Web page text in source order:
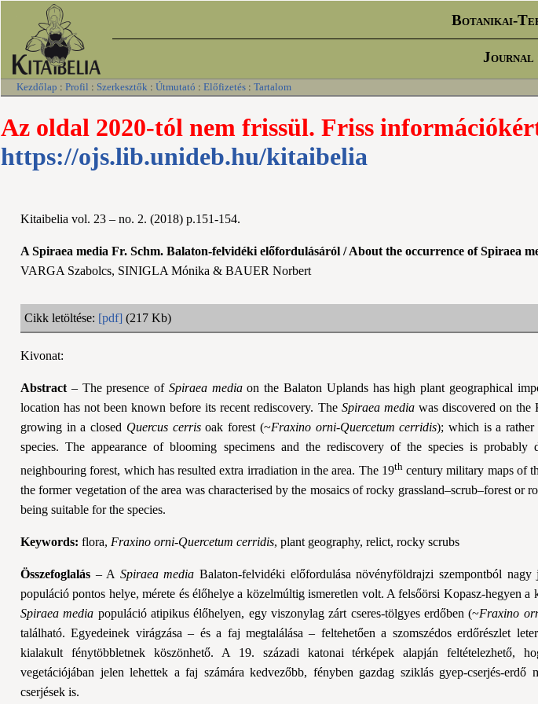
Botanikai-
Journal
Kezdőlap : Profil : Szerkesztők : Útmutató : Előfizetés : Tartalom
Az oldal 2020-tól nem frissül. Friss
https://ojs.lib.unideb.hu/kitaibelia
Kitaibelia vol. 23 – no. 2. (2018) p.151-154.
A Spiraea media Fr. Schm. Balaton-felvidéki előfordulásáról / About the occurrence of Spiraea
VARGA Szabolcs, SINIGLA Mónika & BAUER Norbert
Cikk letöltése: [pdf] (217 Kb)
Kivonat:
Abstract – The presence of Spiraea mediaon the Balaton Uplands has high plant geographical
location has not been known before its recent rediscovery. The Spiraea mediawas discovered on the
growing in a closed Quercus cerrisoak forest (~Fraxino orni-Quercetum cerridis); which is a rather
species. The appearance of blooming specimens and the rediscovery of the species is
neighbouring forest, which has resulted extra irradiation in the area. The 19thcentury military maps of
the former vegetation of the area was characterised by the mosaics of rocky grassland–scrub–forest or
being suitable for the species.
Keywords: flora, Fraxino orni-Quercetum cerridis, plant geography, relict, rocky scrubs
Összefoglalás – A Spiraea media Balaton-felvidéki előfordulása növényföldrajzi szempontból nagy
populáció pontos helye, mérete és élőhelye a közelmúltig ismeretlen volt. A fel­sőörsi Kopasz-hegyen a
Spiraea media populáció atipikus élőhelyen, egy vi­szonylag zárt cseres-tölgyes erdőben (~Fraxino
található. Egyedeinek virágzá­sa – és a faj megtalálása – feltehetően a szomszédos erdőrészlet
kialakult fénytöbbletnek köszönhető. A 19. századi katonai térképek alapján feltételezhető,
vegetációjában jelen lehettek a faj számára kedvezőbb, fényben gazdag sziklás gyep-cserjés-erdő
cserjések is.